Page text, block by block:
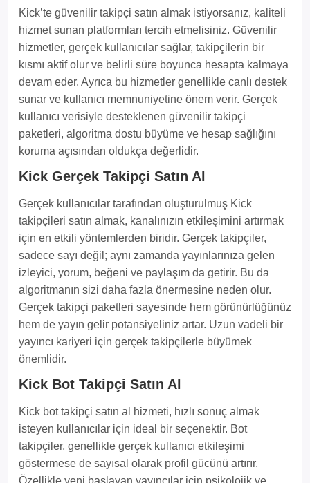
Kick’te güvenilir takipçi satın almak istiyorsanız, kaliteli
hizmet sunan platformları tercih etmelisiniz. Güvenilir
hizmetler, gerçek kullanıcılar sağlar, takipçilerin bir
kısmı aktif olur ve belirli süre boyunca hesapta kalmaya
devam eder. Ayrıca bu hizmetler genellikle canlı destek
sunar ve kullanıcı memnuniyetine önem verir. Gerçek
kullanıcı verisiyle desteklenen güvenilir takipçi
paketleri, algoritma dostu büyüme ve hesap sağlığını
koruma açısından oldukça değerlidir.
Kick Gerçek Takipçi Satın Al
Gerçek kullanıcılar tarafından oluşturulmuş Kick
takipçileri satın almak, kanalınızın etkileşimini artırmak
için en etkili yöntemlerden biridir. Gerçek takipçiler,
sadece sayı değil; aynı zamanda yayınlarınıza gelen
izleyici, yorum, beğeni ve paylaşım da getirir. Bu da
algoritmanın sizi daha fazla önermesine neden olur.
Gerçek takipçi paketleri sayesinde hem görünürlüğünüz
hem de yayın gelir potansiyeliniz artar. Uzun vadeli bir
yayıncı kariyeri için gerçek takipçilerle büyümek
önemlidir.
Kick Bot Takipçi Satın Al
Kick bot takipçi satın al hizmeti, hızlı sonuç almak
isteyen kullanıcılar için ideal bir seçenektir. Bot
takipçiler, genellikle gerçek kullanıcı etkileşimi
göstermese de sayısal olarak profil gücünü artırır.